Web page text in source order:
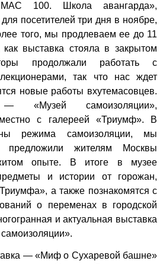
100. Школа авангарда»,
посетителей три дня в ноябре,
того, мы продлеваем ее до 11
выставка стояла в закрытом
продолжали работать с
так что нас ждет
новые работы вхутемасовцев.
«Музей самоизоляции»,
с галереей «Триумф». В
режима самоизоляции, мы
предложили жителям Москвы
опыте. В итоге в музее
и истории от горожан,
а также познакомятся с
о переменах в городской
и актуальная выставка
— «Миф о Сухаревой башне»